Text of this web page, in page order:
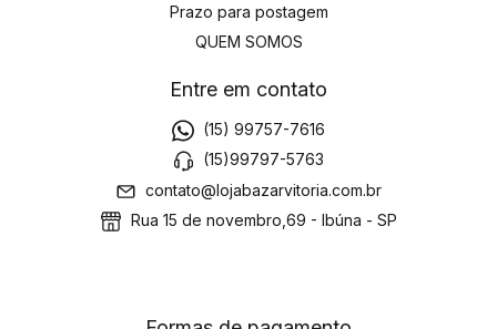
Prazo para postagem
QUEM SOMOS
Entre em contato
(15) 99757-7616
(15)99797-5763
contato@lojabazarvitoria.com.br
Rua 15 de novembro,69 - Ibúna - SP